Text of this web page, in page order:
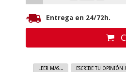
Entrega en 24/72h.
LEER MAS... ESCRIBE TU OPINIÓN !